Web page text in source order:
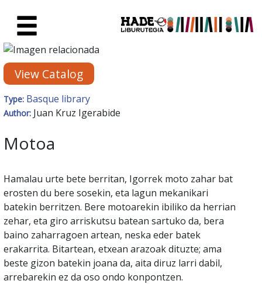
New Books Card - Liburutegia
View Catalog
Type: Basque library
Author: Juan Kruz Igerabide
Motoa
Hamalau urte bete berritan, Igorrek moto zahar bat
erosten du bere sosekin, eta lagun mekanikari
batekin berritzen. Bere motoarekin ibiliko da herrian
zehar, eta giro arriskutsu batean sartuko da, bera
baino zaharragoen artean, neska eder batek
erakarrita. Bitartean, etxean arazoak dituzte; ama
beste gizon batekin joana da, aita diruz larri dabil,
arrebarekin ez da oso ondo konpontzen.